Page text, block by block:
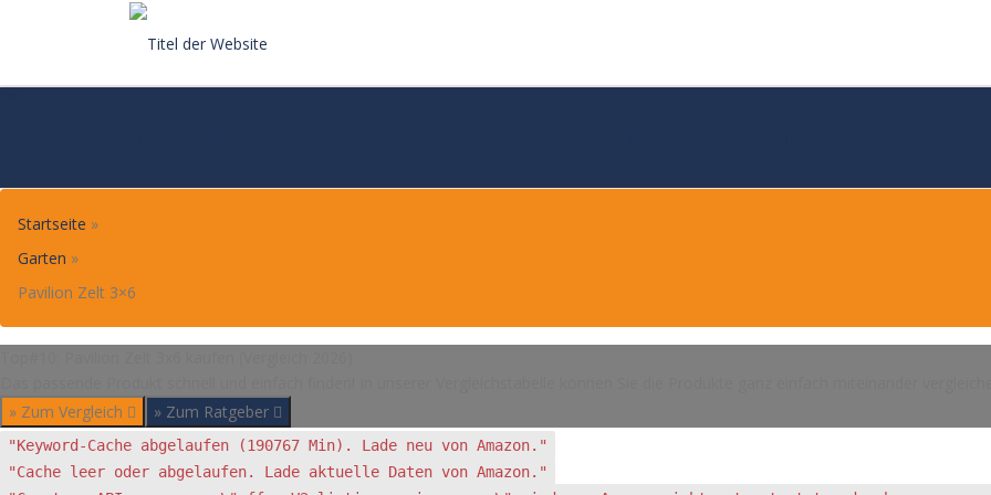
Startseite »
Garten »
Pavilion Zelt 3×6
» Zum Vergleich
» Zum Ratgeber
"Keyword-Cache abgelaufen (190767 Min). Lade neu von Amazon."
"Cache leer oder abgelaufen. Lade aktuelle Daten von Amazon."